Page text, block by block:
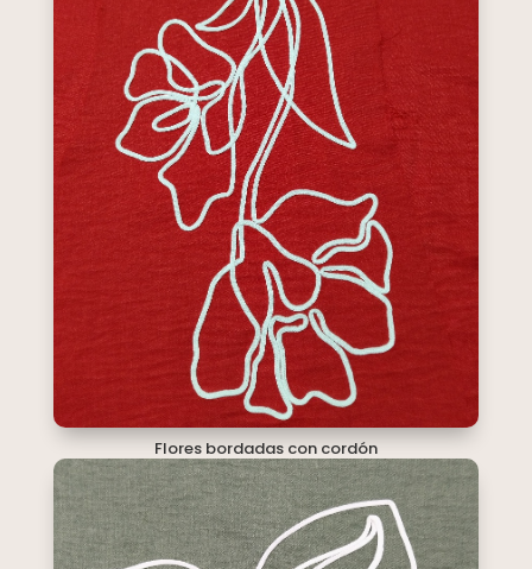
Flores bordadas con cordón